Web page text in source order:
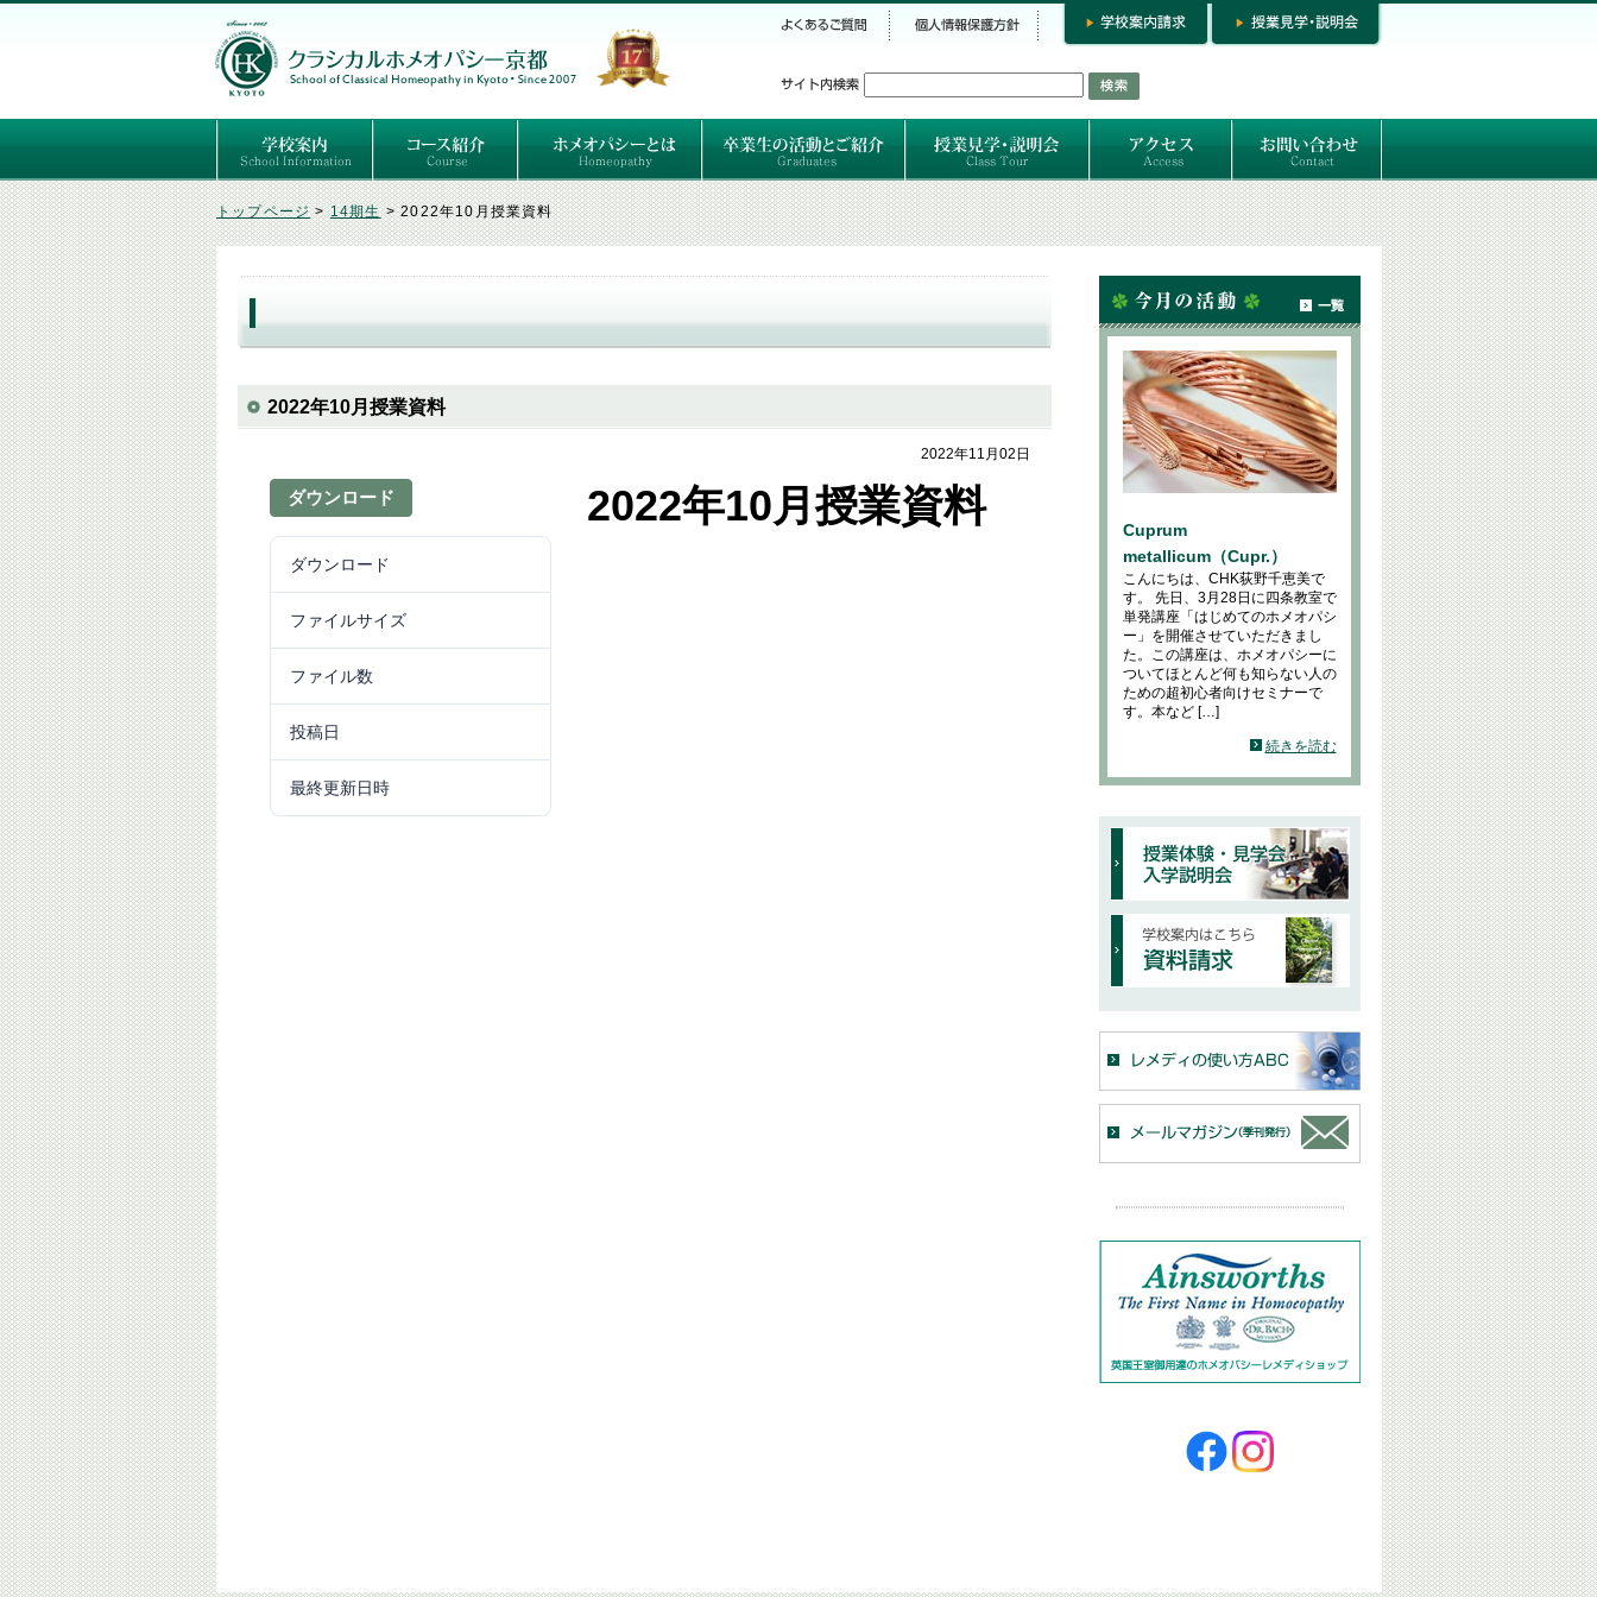
ごあいさつ
３つの基本理念
講師紹介
国際セミナー
ある日の学校生活（写真）
推薦者の声
よくあるご質問
予定表 はじめてのホメオパシー
セルフケアコース
専門コース（4年制）
専門コース（通信）
専門コース編入制度 ホメオパシーとは
クラシカルホメオパシーとは
オルガノンとは
ハーネマンの人生
ハーネマン以後のホメオパス
レメディの使い方ABC 卒業生のご紹介
卒業生の活動 お問い合わせ
専門コースお問い合わせ
専門コース入学お申し込み
個人セッション
トップページ>14期生>2022年10月授業資料
2022年10月授業資料
2022年11月02日
ダウンロード
ダウンロード
ファイルサイズ
ファイル数
投稿日
最終更新日時
2022年10月授業資料
Cuprum
metallicum（Cupr.）
こんにちは、CHK荻野千恵美で
す。 先日、3月28日に四条教室で
単発講座「はじめてのホメオパシ
ー」を開催させていただきまし
た。この講座は、ホメオパシーに
ついてほとんど何も知らない人の
ための超初心者向けセミナーで
す。本など […]
続きを読む